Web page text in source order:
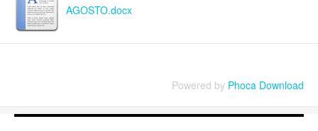
AGOSTO.docx
Powered by Phoca Download